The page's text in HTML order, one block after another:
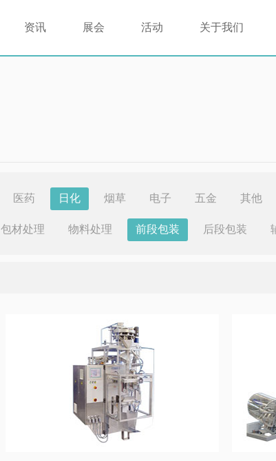
资讯 展会 活动 关于我们
医药 日化 烟草 电子 五金 其他
包材处理 物料处理 前段包装 后段包装